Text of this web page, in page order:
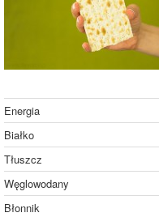
Energia
Białko
Tłuszcz
Węglowodany
Błonnik